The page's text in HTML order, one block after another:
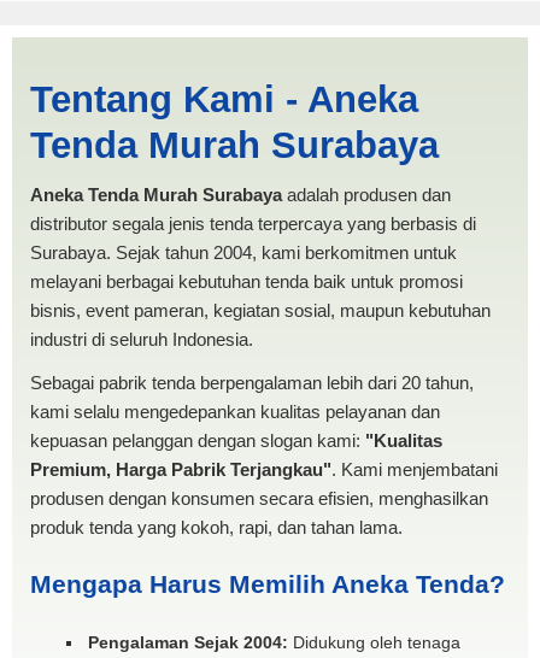
Tangerang | PRODUKSI
ANEKA TENDA MURAH
Tentang Kami - Aneka
Tenda Murah Surabaya
Aneka Tenda Murah Surabayaadalah produsen dan
distributor segala jenis tenda terpercaya yang berbasis di
Surabaya. Sejak tahun 2004, kami berkomitmen untuk
melayani berbagai kebutuhan tenda baik untuk promosi
bisnis, event pameran, kegiatan sosial, maupun kebutuhan
industri di seluruh Indonesia.
Sebagai pabrik tenda berpengalaman lebih dari 20 tahun,
kami selalu mengedepankan kualitas pelayanan dan
kepuasan pelanggan dengan slogan kami: "Kualitas
Premium, Harga Pabrik Terjangkau". Kami menjembatani
produsen dengan konsumen secara efisien, menghasilkan
produk tenda yang kokoh, rapi, dan tahan lama.
Mengapa Harus Memilih Aneka Tenda?
Pengalaman Sejak 2004: Didukung oleh tenaga